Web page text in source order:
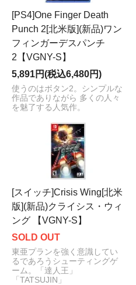
[PS4]One Finger Death
Punch 2[北米版](新品)ワン
フィンガーデスパンチ
2【VGNY-S】
5,891円(税込6,480円)
使うのはボタン2。シンプルな
作品でありながら 多くの人々
を魅了する人気作。
[スイッチ]Crisis Wing[北米
版](新品)クライシス・ウィ
ング 【VGNY-S】
SOLD OUT
東亜プランを強く意識してい
るであろうシューティングゲ
ーム。「達人王」
「TATSUJIN」